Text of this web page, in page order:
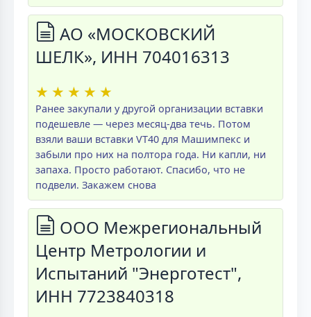
АО «МОСКОВСКИЙ
ШЕЛК», ИНН 704016313
★ ★ ★ ★ ★
Ранее закупали у другой организации вставки
подешевле — через месяц-два течь. Потом
взяли ваши вставки VT40 для Машимпекс и
забыли про них на полтора года. Ни капли, ни
запаха. Просто работают. Спасибо, что не
подвели. Закажем снова
ООО Межрегиональный
Центр Метрологии и
Испытаний "Энерготест",
ИНН 7723840318